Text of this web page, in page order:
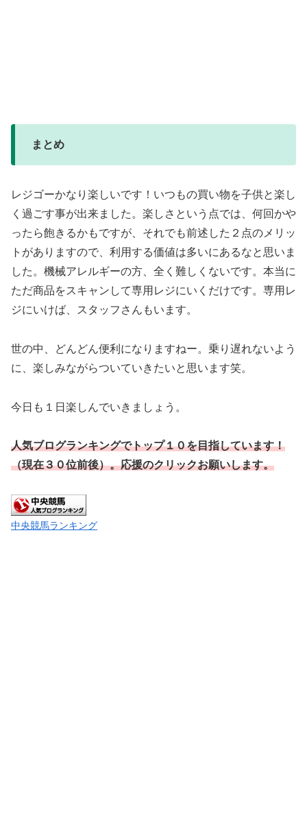
まとめ
レジゴーかなり楽しいです！いつもの買い物を子供と楽し
く過ごす事が出来ました。楽しさという点では、何回かや
ったら飽きるかもですが、それでも前述した２点のメリッ
トがありますので、利用する価値は多いにあるなと思いま
した。機械アレルギーの方、全く難しくないです。本当に
ただ商品をスキャンして専用レジにいくだけです。専用レ
ジにいけば、スタッフさんもいます。
世の中、どんどん便利になりますねー。乗り遅れないよう
に、楽しみながらついていきたいと思います笑。
今日も１日楽しんでいきましょう。
人気ブログランキングでトップ１０を目指しています！
（現在３０位前後）。応援のクリックお願いします。
中央競馬ランキング